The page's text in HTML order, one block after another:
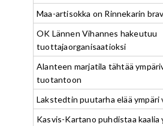
Maa-artisokka on Rinnekarin
OK Lännen Vihannes hakeutuu
tuottajaorganisaatioksi
Alanteen marjatila tähtää
tuotantoon
Lakstedtin puutarha elää ympäri
Kasvis-Kartano puhdistaa kaalia